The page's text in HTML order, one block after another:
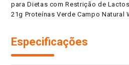
para Dietas com Restrição de
21g Proteínas Verde Campo Natural
Especificações